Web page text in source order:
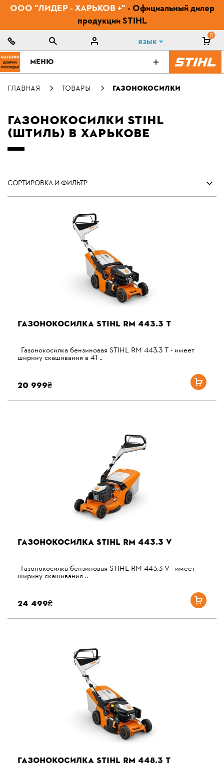
ООО "ЛИДЕР - ХАРЬКОВ +" - Официальный дилер
продукции STIHL
Язык
0
МЕНЮ
ГЛАВНАЯ ТОВАРЫ ГАЗОНОКОСИЛКИ
ГАЗОНОКОСИЛКИ STIHL
(ШТИЛЬ) В ХАРЬКОВЕ
СОРТИРОВКА И ФИЛЬТР
ГАЗОНОКОСИЛКА STIHL RM 443.3 T
Газонокосилка бензиновая STIHL RM 443.3 T - имеет
ширину скашивания в 41 ..
20 999₴
ГАЗОНОКОСИЛКА STIHL RM 443.3 V
Газонокосилка бензиновая STIHL RM 443.3 V - имеет
ширину скашивания ..
24 499₴
ГАЗОНОКОСИЛКА STIHL RM 448.3 T